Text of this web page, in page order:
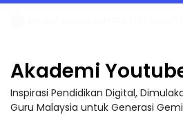
Akademi
Inspirasi Pendidikan Digital,
Guru Malaysia untuk Generasi